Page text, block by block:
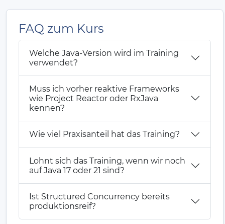
FAQ zum Kurs
Welche Java-Version wird im Training
verwendet?
Muss ich vorher reaktive Frameworks
wie Project Reactor oder RxJava
kennen?
Wie viel Praxisanteil hat das Training?
Lohnt sich das Training, wenn wir noch
auf Java 17 oder 21 sind?
Ist Structured Concurrency bereits
produktionsreif?